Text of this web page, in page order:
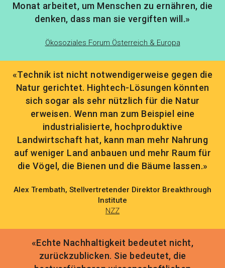
Monat arbeitet, um Menschen zu ernähren, die
denken, dass man sie vergiften will.»
Ökosoziales Forum Österreich & Europa
«Technik ist nicht notwendigerweise gegen die
Natur gerichtet. Hightech-Lösungen könnten
sich sogar als sehr nützlich für die Natur
erweisen. Wenn man zum Beispiel eine
industrialisierte, hochproduktive
Landwirtschaft hat, kann man mehr Nahrung
auf weniger Land anbauen und mehr Raum für
die Vögel, die Bienen und die Bäume lassen.»
Alex Trembath, Stellvertretender Direktor Breakthrough
Institute
NZZ
«Echte Nachhaltigkeit bedeutet nicht,
zurückzublicken. Sie bedeutet, die